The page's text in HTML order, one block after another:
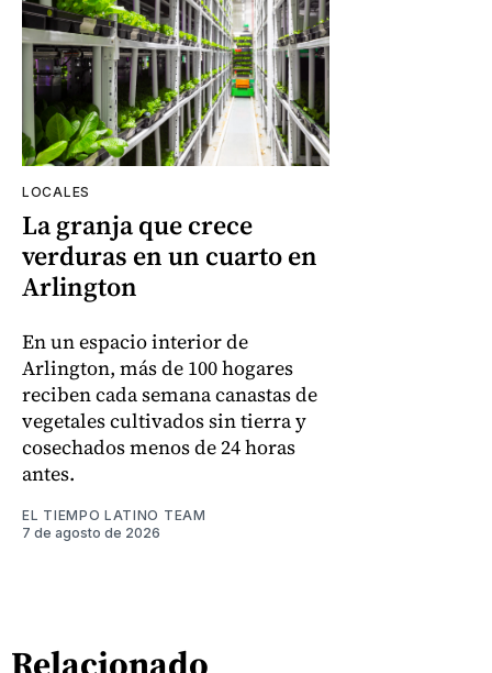
LOCALES
La granja que crece
verduras en un cuarto en
Arlington
En un espacio interior de
Arlington, más de 100 hogares
reciben cada semana canastas de
vegetales cultivados sin tierra y
cosechados menos de 24 horas
antes.
EL TIEMPO LATINO TEAM
7 de agosto de 2026